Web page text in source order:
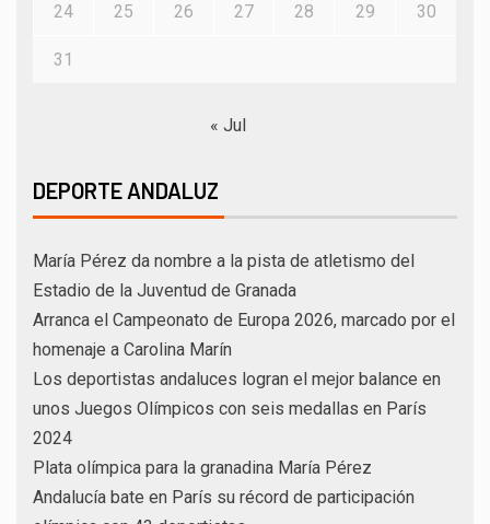
24 25 26 27 28 29 30
31
« Jul
DEPORTE ANDALUZ
María Pérez da nombre a la pista de atletismo del
Estadio de la Juventud de Granada
Arranca el Campeonato de Europa 2026, marcado por el
homenaje a Carolina Marín
Los deportistas andaluces logran el mejor balance en
unos Juegos Olímpicos con seis medallas en París
2024
Plata olímpica para la granadina María Pérez
Andalucía bate en París su récord de participación